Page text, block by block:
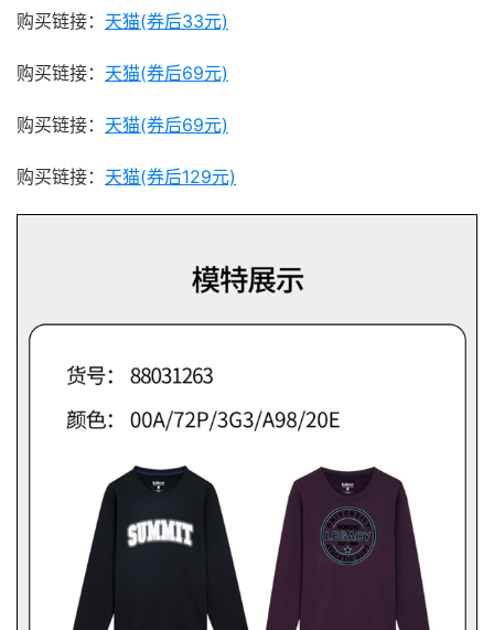
购买链接： 天猫(券后33元)
购买链接： 天猫(券后69元)
购买链接： 天猫(券后69元)
购买链接： 天猫(券后129元)